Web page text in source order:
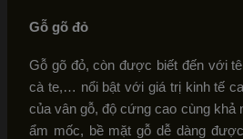
Gỗ gõ đỏ
Gỗ gõ đỏ, còn được biết đến với
cà te,… nổi bật với giá trị kinh tế
của vân gỗ, độ cứng cao cùng khả
ẩm mốc, bề mặt gỗ dễ dàng